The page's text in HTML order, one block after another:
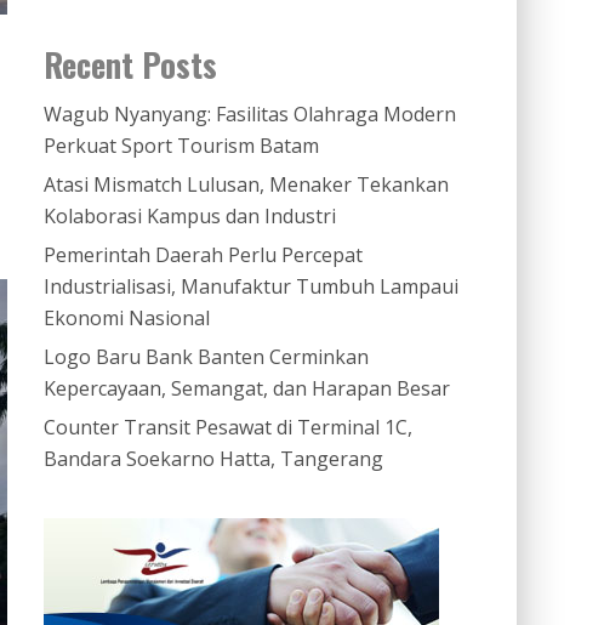
Recent Posts
Wagub Nyanyang: Fasilitas Olahraga Modern
Perkuat Sport Tourism Batam
Atasi Mismatch Lulusan, Menaker Tekankan
Kolaborasi Kampus dan Industri
Pemerintah Daerah Perlu Percepat
Industrialisasi, Manufaktur Tumbuh Lampaui
Ekonomi Nasional
Logo Baru Bank Banten Cerminkan
Kepercayaan, Semangat, dan Harapan Besar
Counter Transit Pesawat di Terminal 1C,
Bandara Soekarno Hatta, Tangerang